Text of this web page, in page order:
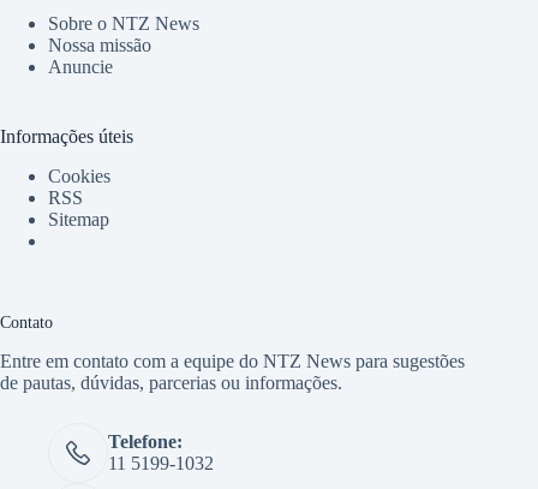
Sobre o NTZ News
Nossa missão
Anuncie
Informações úteis
Cookies
RSS
Sitemap
Contato
Entre em contato com a equipe do NTZ News para sugestões
de pautas, dúvidas, parcerias ou informações.
Telefone:
11 5199-1032